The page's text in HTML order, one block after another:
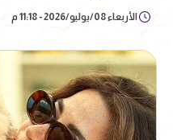
الأربعاء 08/يوليو/2026 - 11:18 م